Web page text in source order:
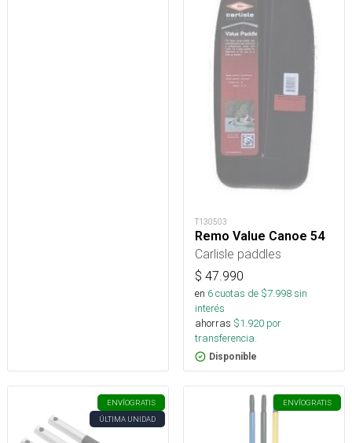
T130503
Remo Value Canoe 54
Carlisle paddles
$ 47.990
en 6cuotas de $7.998sin
interés
ahorras $1.920 por
transferencia.
Disponible
ENVÍOGRATIS
ÚLTIMA UNIDAD
ENVÍOGRATIS